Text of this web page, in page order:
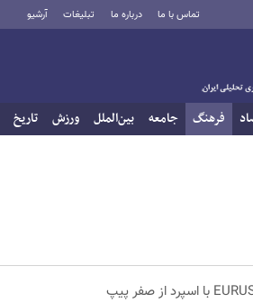
تماس با ما درباره ما تبلیغات آرشیو
فرهنگ جامعه بین‌الملل ورزش تاریخ